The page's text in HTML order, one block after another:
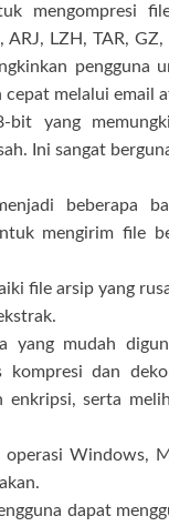
mengompresi
LZH, TAR,
pengguna
melalui email
yang
Ini sangat
beberapa
mengirim file
file arsip yang
yang mudah
dan
enkripsi, serta
Windows,
dapat